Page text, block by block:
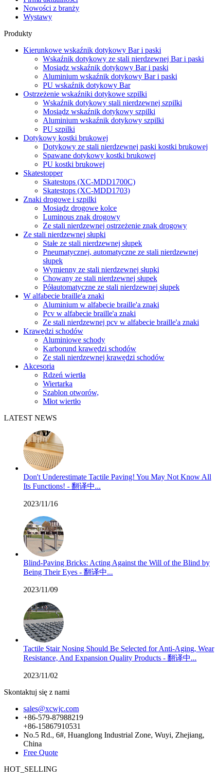
Nowości z branży
Wystawy
Produkty
Kierunkowe wskaźnik dotykowy Bar i paski
Wskaźnik dotykowy ze stali nierdzewnej Bar i paski
Mosiądz wskaźnik dotykowy Bar i paski
Aluminium wskaźnik dotykowy Bar i paski
PU wskaźnik dotykowy Bar
Ostrzeżenie wskaźniki dotykowe szpilki
Wskaźnik dotykowy stali nierdzewnej szpilki
Mosiądz wskaźnik dotykowy szpilki
Aluminium wskaźnik dotykowy szpilki
PU szpilki
Dotykowy kostki brukowej
Dotykowy ze stali nierdzewnej paski kostki brukowej
Spawane dotykowy kostki brukowej
PU kostki brukowej
Skatestopper
Skatestops (XC-MDD1700C)
Skatestops (XC-MDD1703)
Znaki drogowe i szpilki
Mosiądz drogowe kolce
Luminous znak drogowy
Ze stali nierdzewnej ostrzeżenie znak drogowy
Ze stali nierdzewnej słupki
Stałe ze stali nierdzewnej słupek
Pneumatycznej, automatyczne ze stali nierdzewnej
słupek
Wymienny ze stali nierdzewnej słupki
Chowany ze stali nierdzewnej słupek
Półautomatyczne ze stali nierdzewnej słupek
W alfabecie braille'a znaki
Aluminium w alfabecie braille'a znaki
Pcv w alfabecie braille'a znaki
Ze stali nierdzewnej pcv w alfabecie braille'a znaki
Krawędzi schodów
Aluminiowe schody
Karborund krawędzi schodów
Ze stali nierdzewnej krawędzi schodów
Akcesoria
Rdzeń wiertła
Wiertarka
Szablon otworów,
Młot wiertło
LATEST NEWS
Don't Underestimate Tactile Paving! You May Not Know All
Its Functions! - 翻译中...
2023/11/16
Blind-Paving Bricks: Acting Against the Will of the Blind by
Being Their Eyes - 翻译中...
2023/11/09
Tactile Stair Nosing Should Be Selected for Anti-Aging, Wear
Resistance, And Expansion Quality Products - 翻译中...
2023/11/02
Skontaktuj się z nami
sales@xcwjc.com
+86-579-87988219
+86-15867910531
No.5 Rd., 6#, Huanglong Industrial Zone, Wuyi, Zhejiang,
China
Free Quote
HOT_SELLING